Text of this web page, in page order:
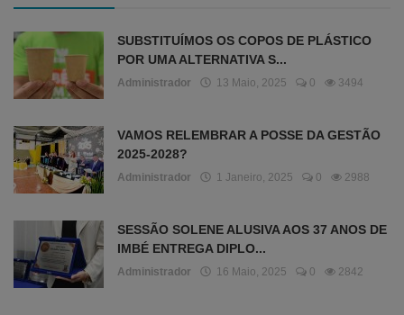
SUBSTITUÍMOS OS COPOS DE PLÁSTICO
POR UMA ALTERNATIVA S...
Administrador 13 Maio, 2025 0 3494
VAMOS RELEMBRAR A POSSE DA GESTÃO
2025-2028?
Administrador 1 Janeiro, 2025 0 2988
SESSÃO SOLENE ALUSIVA AOS 37 ANOS DE
IMBÉ ENTREGA DIPLO...
Administrador 16 Maio, 2025 0 2842